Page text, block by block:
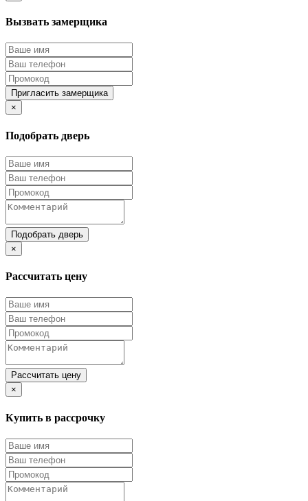
Вызвать замерщика
Пригласить замерщика
×
Подобрать дверь
Подобрать дверь
×
Рассчитать цену
Рассчитать цену
×
Купить в рассрочку